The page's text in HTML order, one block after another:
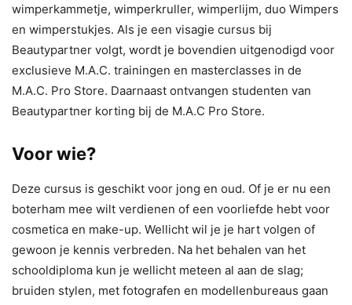
wimperkammetje, wimperkruller, wimperlijm, duo Wimpers
en wimperstukjes. Als je een visagie cursus bij
Beautypartner volgt, wordt je bovendien uitgenodigd voor
exclusieve M.A.C. trainingen en masterclasses in de
M.A.C. Pro Store. Daarnaast ontvangen studenten van
Beautypartner korting bij de M.A.C Pro Store.
Voor wie?
Deze cursus is geschikt voor jong en oud. Of je er nu een
boterham mee wilt verdienen of een voorliefde hebt voor
cosmetica en make-up. Wellicht wil je je hart volgen of
gewoon je kennis verbreden. Na het behalen van het
schooldiploma kun je wellicht meteen al aan de slag;
bruiden stylen, met fotografen en modellenbureaus gaan